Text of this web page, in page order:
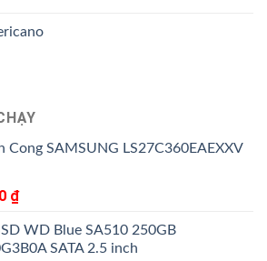
Cong SAMSUNG LS27C360EAEXXV
₫
WD Blue SA510 250GB
SATA 2.5 inch